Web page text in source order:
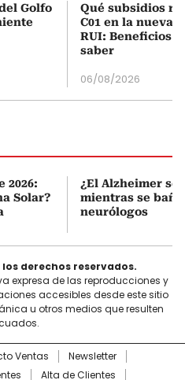
Golfo
Qué subsidios
C01 en la nueva
RUI: Beneficios
saber
06/08/2026
2026:
Solar?
¿El Alzheimer
mientras se
neurólogos
los derechos reservados.
expresa de las reproducciones y
accesibles desde este sitio
u otros medios que resulten
Ventas
Newsletter
Alta de Clientes